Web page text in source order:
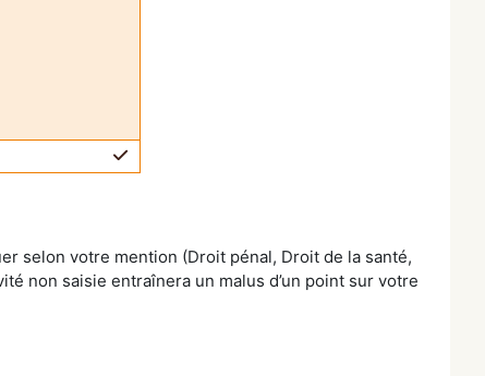
selon votre mention (Droit pénal, Droit de la santé,
non saisie entraînera un malus d’un point sur votre